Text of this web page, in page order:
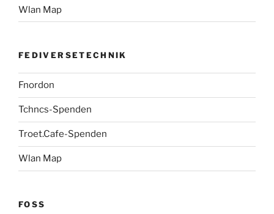
Wlan Map
FEDIVERSETECHNIK
Fnordon
Tchncs-Spenden
Troet.Cafe-Spenden
Wlan Map
FOSS